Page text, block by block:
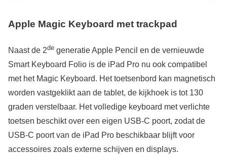
Apple Magic Keyboard met trackpad
Naast de 2de generatie Apple Pencil en de vernieuwde
Smart Keyboard Folio is de iPad Pro nu ook compatibel
met het Magic Keyboard. Het toetsenbord kan magnetisch
worden vastgeklikt aan de tablet, de kijkhoek is tot 130
graden verstelbaar. Het volledige keyboard met verlichte
toetsen beschikt over een eigen USB-C poort, zodat de
USB-C poort van de iPad Pro beschikbaar blijft voor
accessoires zoals externe schijven en displays.